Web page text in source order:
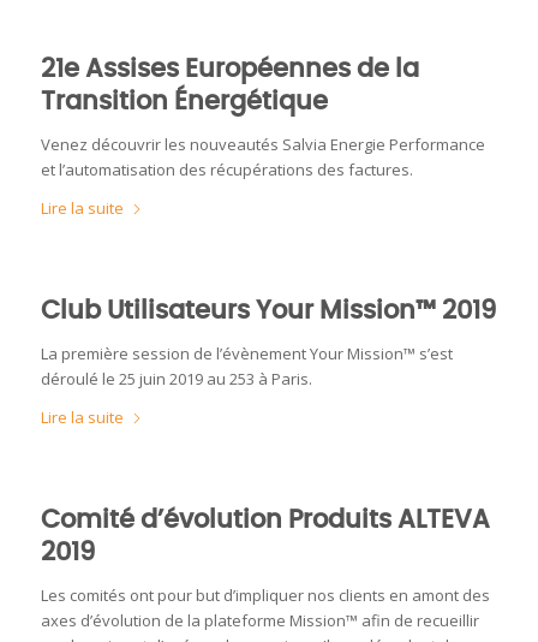
21e Assises Européennes de la
Transition Énergétique
Venez découvrir les nouveautés Salvia Energie Performance
et l’automatisation des récupérations des factures.
Lire la suite
Club Utilisateurs Your Mission™ 2019
La première session de l’évènement Your Mission™ s’est
déroulé le 25 juin 2019 au 253 à Paris.
Lire la suite
Comité d’évolution Produits ALTEVA
2019
Les comités ont pour but d’impliquer nos clients en amont des
axes d’évolution de la plateforme Mission™ afin de recueillir